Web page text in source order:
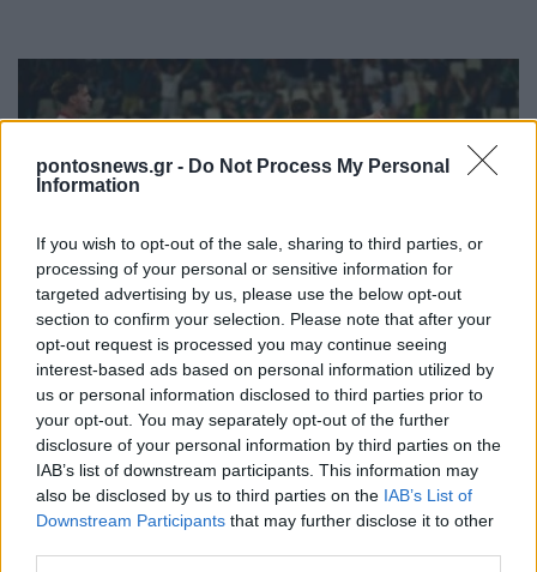
pontosnews.gr - Do Not Process My Personal
Information
If you wish to opt-out of the sale, sharing to third parties, or
processing of your personal or sensitive information for
targeted advertising by us, please use the below opt-out
section to confirm your selection. Please note that after your
opt-out request is processed you may continue seeing
interest-based ads based on personal information utilized by
us or personal information disclosed to third parties prior to
your opt-out. You may separately opt-out of the further
disclosure of your personal information by third parties on the
IAB’s list of downstream participants. This information may
also be disclosed by us to third parties on the IAB’s List of
Downstream Participants that may further disclose it to other
ΑΘΛΗΤΙΣΜΟΣ
Conference League: Στη Σόφια θα κριθεί η
πρόκριση του Παναθηναϊκού
5/08/2026 - 11:58μμ